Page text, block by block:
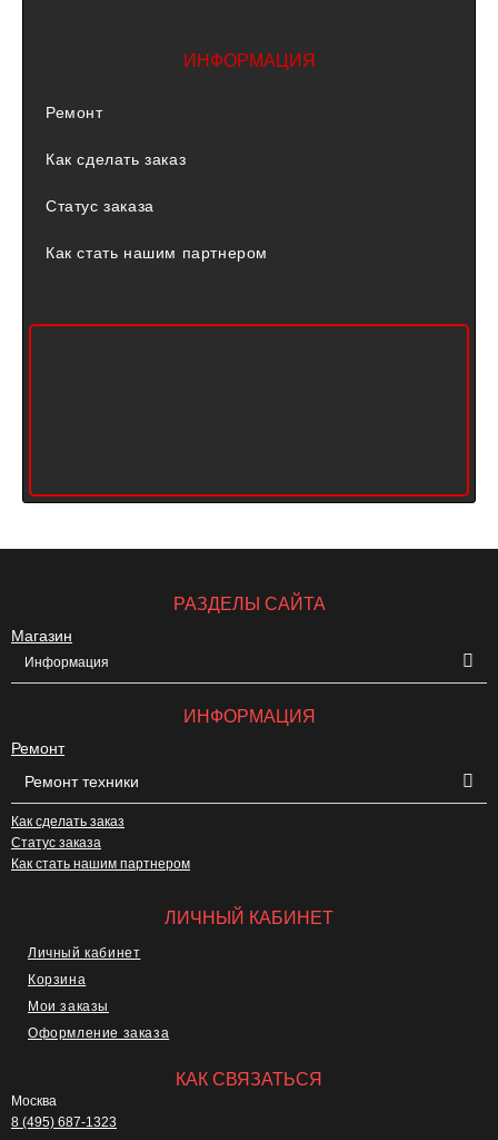
ИНФОРМАЦИЯ
Ремонт
Как сделать заказ
Статус заказа
Как стать нашим партнером
РАЗДЕЛЫ САЙТА
Магазин
Информация
ИНФОРМАЦИЯ
Ремонт
Ремонт техники
Как сделать заказ
Статус заказа
Как стать нашим партнером
ЛИЧНЫЙ КАБИНЕТ
Личный кабинет
Корзина
Мои заказы
Оформление заказа
КАК СВЯЗАТЬСЯ
Москва
8 (495) 687-1323